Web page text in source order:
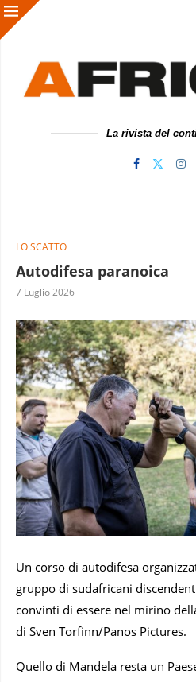
La rivista del
LO SCATTO
Autodifesa paranoica
7 Luglio 2026
Un corso di autodifesa
gruppo di sudafricani
convinti di essere nel mirino
di Sven Torfinn/Panos Pictures.
Quello di Mandela resta un